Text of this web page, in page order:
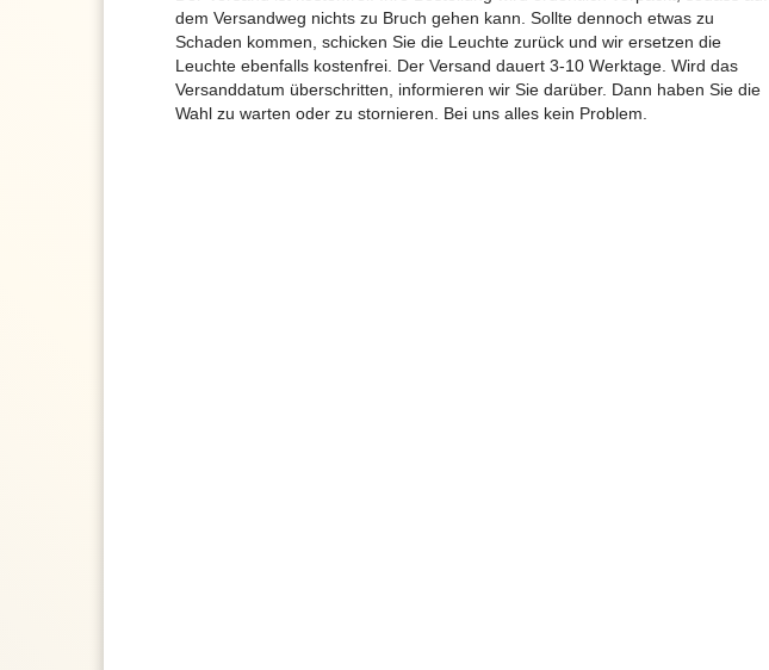
dem Versandweg nichts zu Bruch gehen kann. Sollte dennoch etwas zu
Schaden kommen, schicken Sie die Leuchte zurück und wir ersetzen die
Leuchte ebenfalls kostenfrei. Der Versand dauert 3-10 Werktage. Wird das
Versanddatum überschritten, informieren wir Sie darüber. Dann haben Sie die
Wahl zu warten oder zu stornieren. Bei uns alles kein Problem.